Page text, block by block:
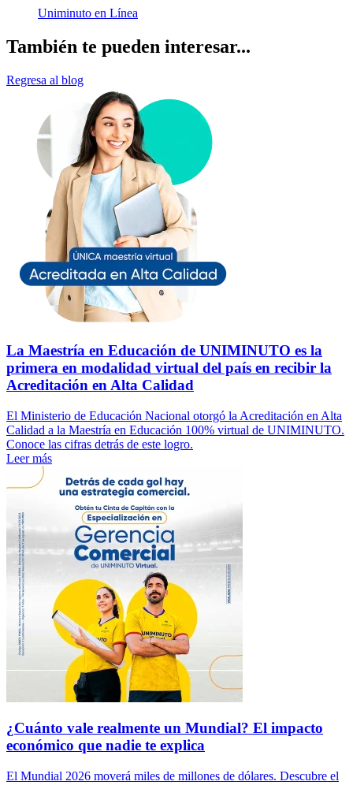
Uniminuto en Línea
También te pueden interesar...
Regresa al blog
La Maestría en Educación de UNIMINUTO es la
primera en modalidad virtual del país en recibir la
Acreditación en Alta Calidad
El Ministerio de Educación Nacional otorgó la Acreditación en Alta
Calidad a la Maestría en Educación 100% virtual de UNIMINUTO.
Conoce las cifras detrás de este logro.
Leer más
¿Cuánto vale realmente un Mundial? El impacto
económico que nadie te explica
El Mundial 2026 moverá miles de millones de dólares. Descubre el